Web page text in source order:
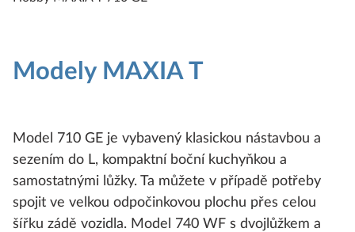
Modely MAXIA T
Model 710 GE je vybavený klasickou nástavbou a
sezením do L, kompaktní boční kuchyňkou a
samostatnými lůžky. Ta můžete v případě potřeby
spojit ve velkou odpočinkovou plochu přes celou
šířku zádě vozidla. Model 740 WF s dvojlůžkem a